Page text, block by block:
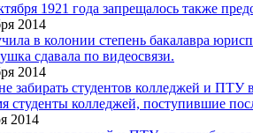
1921 года запрещалось также
2014
в колонии степень бакалавра
сдавала по видеосвязи.
2014
забирать студентов колледжей и ПТУ
студенты колледжей, поступившие
2014